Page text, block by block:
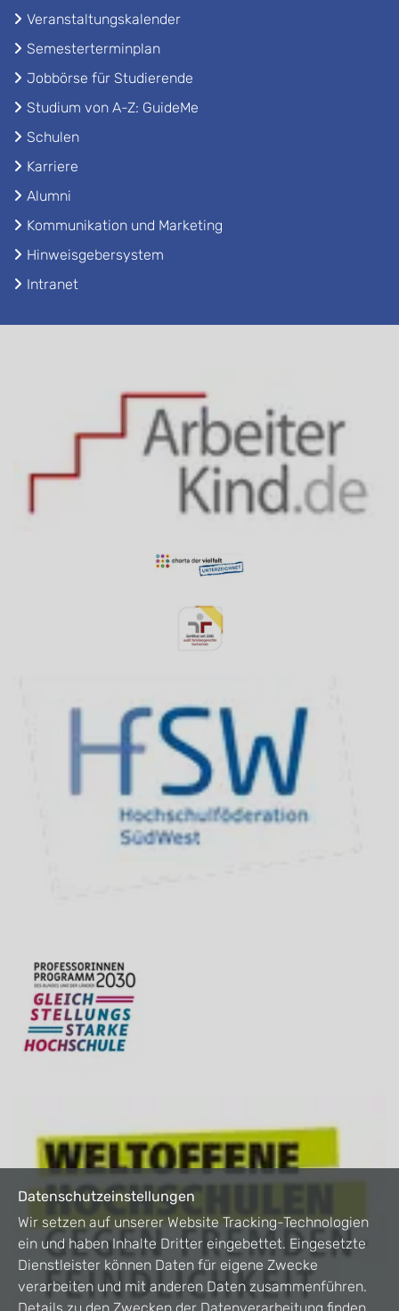
Veranstaltungskalender
Semesterterminplan
Jobbörse für Studierende
Studium von A-Z: GuideMe
Schulen
Karriere
Alumni
Kommunikation und Marketing
Hinweisgebersystem
Intranet
Datenschutzeinstellungen
Wir setzen auf unserer Website Tracking-Technologien
ein und haben Inhalte Dritter eingebettet. Eingesetzte
Dienstleister können Daten für eigene Zwecke
verarbeiten und mit anderen Daten zusammenführen.